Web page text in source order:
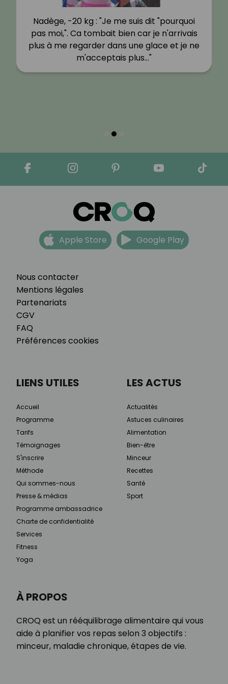
Nadège, -20 kg : "Je me suis dit "pourquoi
pas moi,". Ca tombait bien car je n'arrivais
plus à me regarder dans une glace et je ne
m'acceptais plus…"
Nous contacter
Mentions légales
Partenariats
CGV
FAQ
Préférences cookies
Apple Store Google Play
À PROPOS
CROQ est un rééquilibrage alimentaire qui vous
aide à planifier vos repas selon 3 objectifs :
minceur, maladie chronique, étapes de vie.
LIENS UTILES
Accueil
Programme
Tarifs
Témoignages
S'inscrire
Méthode
Qui sommes-nous
Presse & médias
Programme ambassadrice
Charte de confidentialité
Services
Fitness
Yoga
LES ACTUS
Actualités
Astuces culinaires
Alimentation
Bien-être
Minceur
Recettes
Santé
Sport